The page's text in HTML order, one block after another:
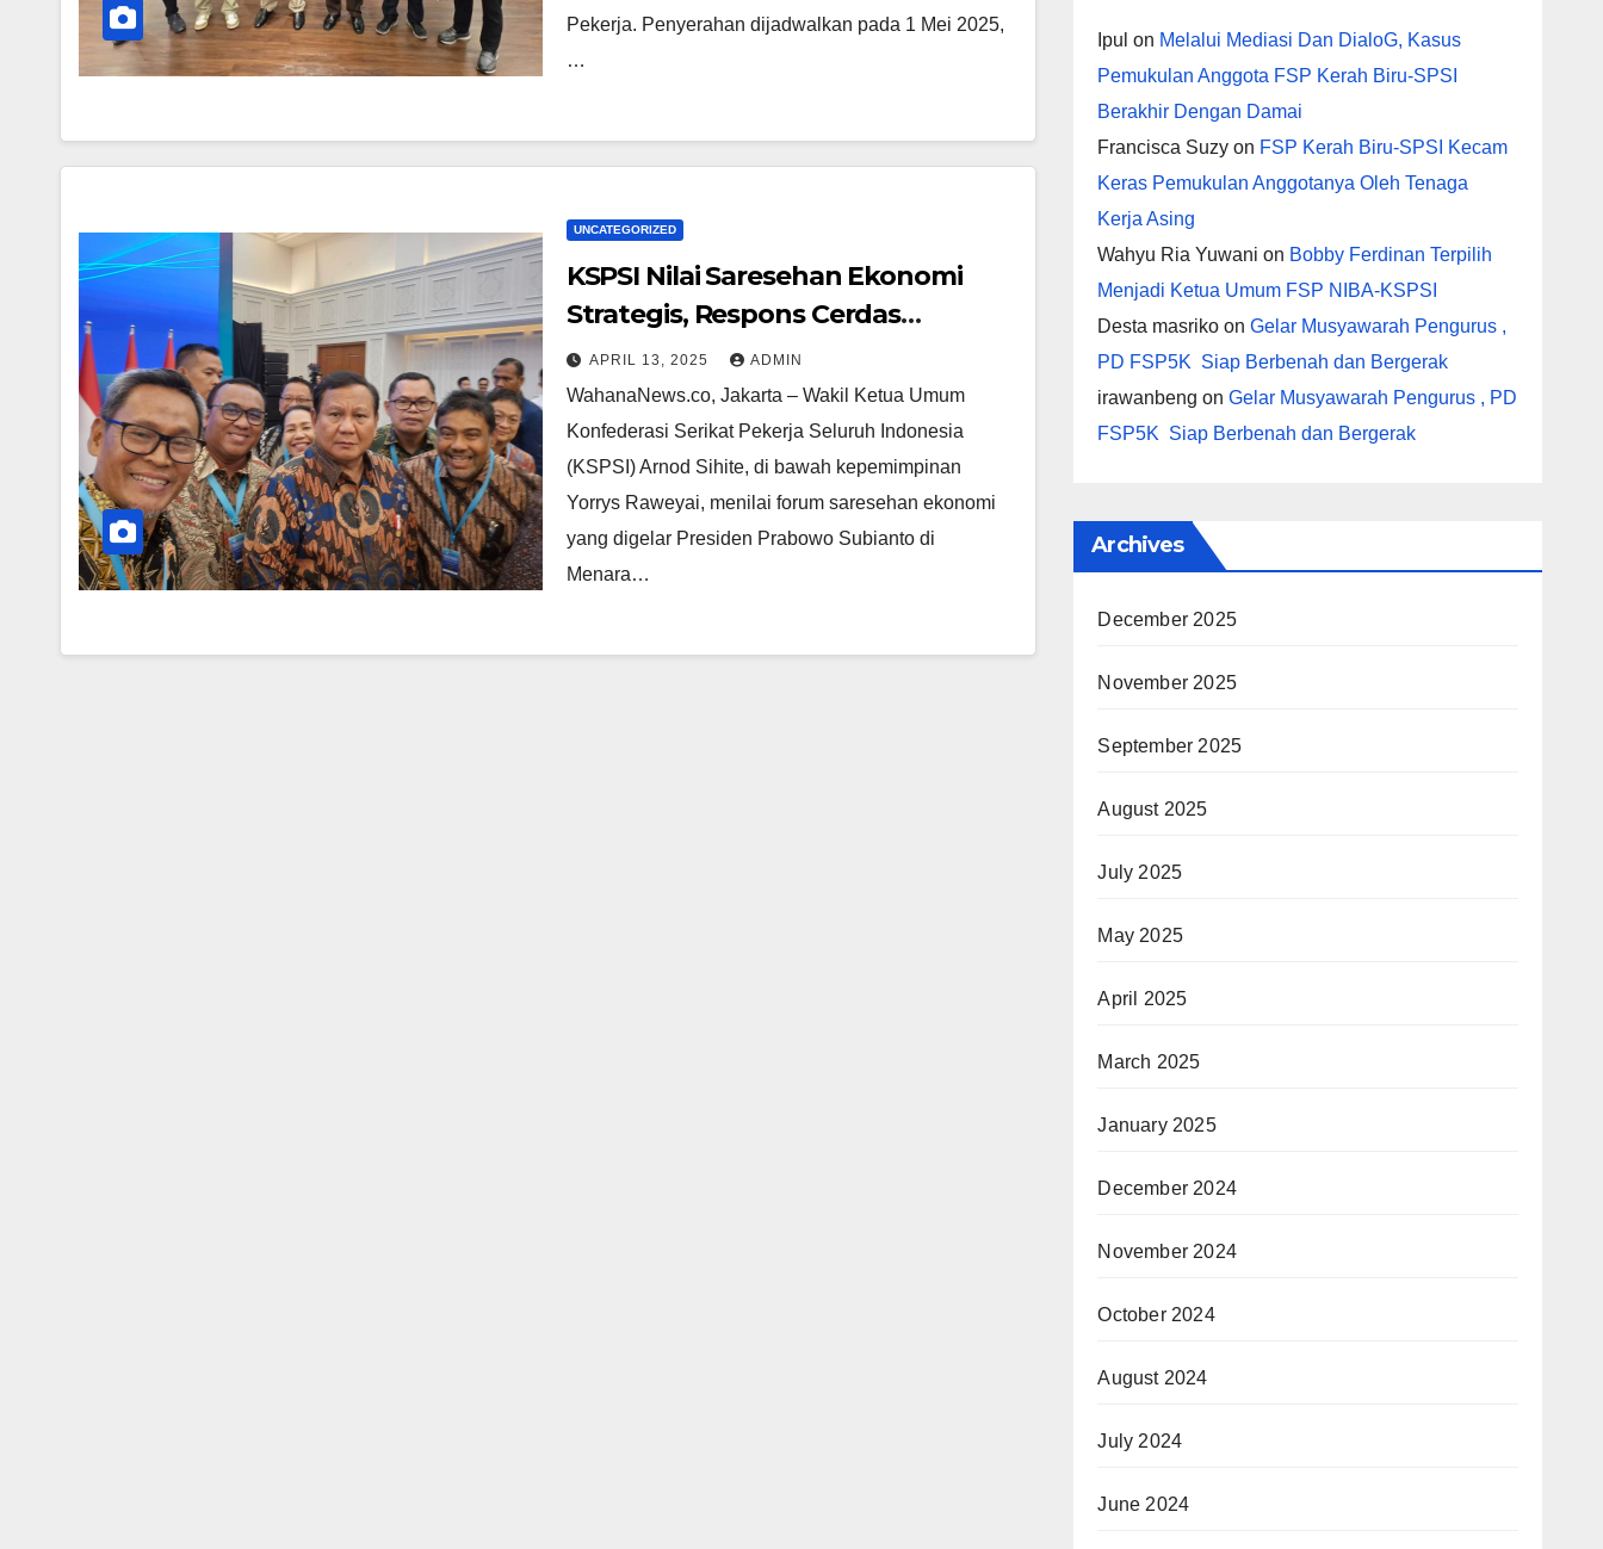
Pekerja. Penyerahan dijadwalkan pada 1 Mei 2025,
…
UNCATEGORIZED
KSPSI Nilai Saresehan Ekonomi
Strategis, Respons Cerdas
terhadap Tarif Resiprokal
APRIL 13, 2025 ADMIN
WahanaNews.co, Jakarta – Wakil Ketua Umum
Konfederasi Serikat Pekerja Seluruh Indonesia
(KSPSI) Arnod Sihite, di bawah kepemimpinan
Yorrys Raweyai, menilai forum saresehan ekonomi
yang digelar Presiden Prabowo Subianto di
Menara…
Ipul on Melalui Mediasi Dan DialoG, Kasus
Pemukulan Anggota FSP Kerah Biru-SPSI
Berakhir Dengan Damai
Francisca Suzy on FSP Kerah Biru-SPSI Kecam
Keras Pemukulan Anggotanya Oleh Tenaga
Kerja Asing
Wahyu Ria Yuwani on Bobby Ferdinan Terpilih
Menjadi Ketua Umum FSP NIBA-KSPSI
Desta masriko onGelar Musyawarah Pengurus ,
PD FSP5K Siap Berbenah dan Bergerak
irawanbeng onGelar Musyawarah Pengurus , PD
FSP5K Siap Berbenah dan Bergerak
Archives
December 2025
November 2025
September 2025
August 2025
July 2025
May 2025
April 2025
March 2025
January 2025
December 2024
November 2024
October 2024
August 2024
July 2024
June 2024